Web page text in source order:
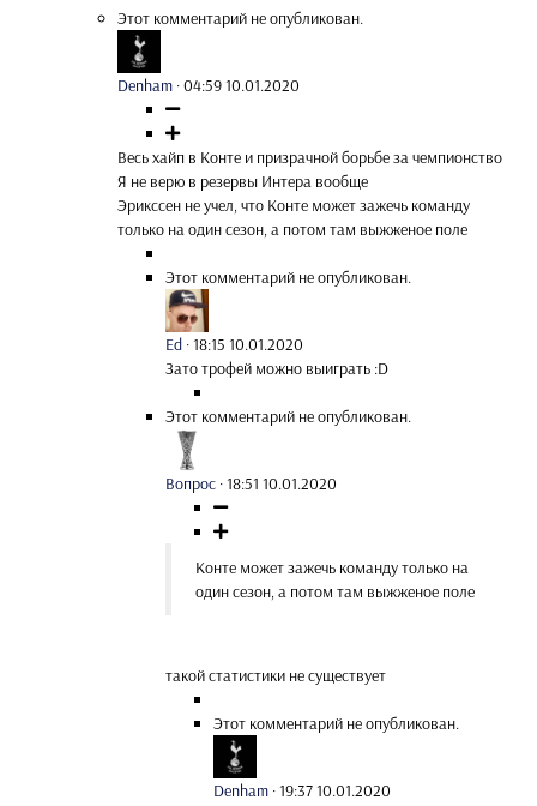
Этот комментарий не опубликован.
Denham ·04:59 10.01.2020
Весь хайп в Конте и призрачной борьбе за чемпионство
Я не верю в резервы Интера вообще
Эрикссен не учел, что Конте может зажечь команду
только на один сезон, а потом там выжженое поле
Этот комментарий не опубликован.
Ed ·18:15 10.01.2020
Зато трофей можно выиграть :D
Этот комментарий не опубликован.
Вопрос ·18:51 10.01.2020
Конте может зажечь команду только на
один сезон, а потом там выжженое поле
такой статистики не существует
Этот комментарий не опубликован.
Denham ·19:37 10.01.2020